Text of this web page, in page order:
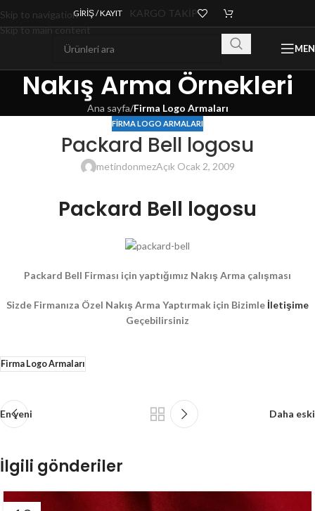
Skip to navigation
Skip to main content
GIRIŞ / KAYIT KARGO TAKİP
Nakış Arma Örnekleri
Ana sayfa/Firma Logo Armaları
FIRMA LOGO ARMALARI
Packard Bell logosu
metindonmezAçık Ocak 2, 2009
Packard Bell logosu
Packard Bell Firması için yaptığımız Nakış Arma çalışması
Sizde Firmanıza Özel Nakış Arma Yaptırmak için Bizimle İletişime
Geçebilirsiniz
Firma Logo Armaları
En yeni Daha eski
İlgili gönderiler